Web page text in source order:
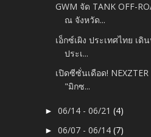
GWM จัด TANK OFF-
ณ จังหวัด...
เอ็กซ์เผิง ประเทศไทย เ
ประเ...
เปิดซีซั่นเดือด!
"มิกซ...
►06/14 - 06/21(4)
►06/07 - 06/14(7)